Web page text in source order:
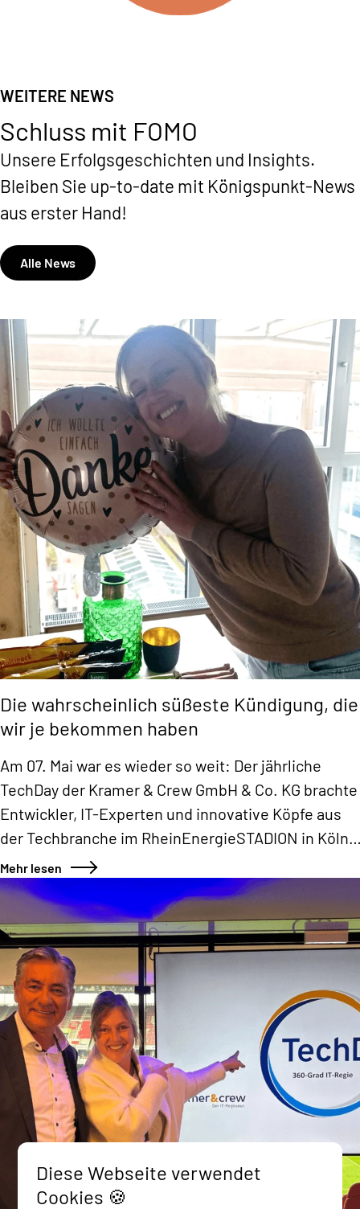
WEITERE NEWS
Schluss mit FOMO
Unsere Erfolgsgeschichten und Insights.
Bleiben Sie up-to-date mit Königspunkt-News
aus erster Hand!
Alle News
Die wahrscheinlich süßeste Kündigung, die
wir je bekommen haben
Am 07. Mai war es wieder so weit: Der jährliche
TechDay der Kramer & Crew GmbH & Co. KG brachte
Entwickler, IT-Experten und innovative Köpfe aus
der Techbranche im RheinEnergieSTADION in Köln
zusammen. Mit dabei waren auch Daniela Aust und
Ahmet Kesen von Königspunkt, die den Tag vor Ort
begleitet haben.
Mehr lesen
Diese Webseite verwendet
Cookies 🍪